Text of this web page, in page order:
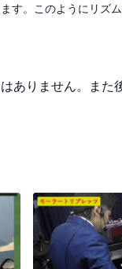
す。このようにリズ
ありません。また